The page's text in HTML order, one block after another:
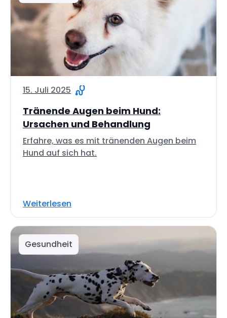
15. Juli 2025
Tränende Augen beim Hund:
Ursachen und Behandlung
Erfahre, was es mit tränenden Augen beim
Hund auf sich hat.
Weiterlesen
Gesundheit